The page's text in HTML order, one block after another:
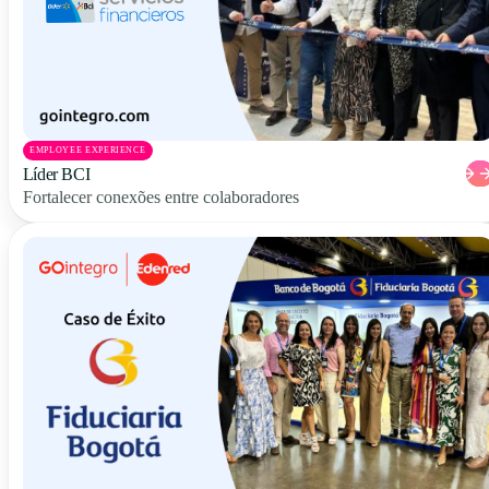
EMPLOYEE EXPERIENCE
Líder BCI
Fortalecer conexões entre colaboradores